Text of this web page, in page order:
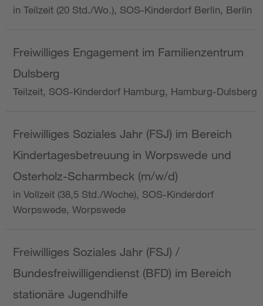
in Teilzeit (20 Std./Wo.), SOS-Kinderdorf Berlin, Berlin
Freiwilliges Engagement im Familienzentrum
Dulsberg
Teilzeit, SOS-Kinderdorf Hamburg, Hamburg-Dulsberg
Freiwilliges Soziales Jahr (FSJ) im Bereich
Kindertagesbetreuung in Worpswede und
Osterholz-Scharmbeck (m/w/d)
in Vollzeit (38,5 Std./Woche), SOS-Kinderdorf
Worpswede, Worpswede
Freiwilliges Soziales Jahr (FSJ) /
Bundesfreiwilligendienst (BFD) im Bereich
stationäre Jugendhilfe